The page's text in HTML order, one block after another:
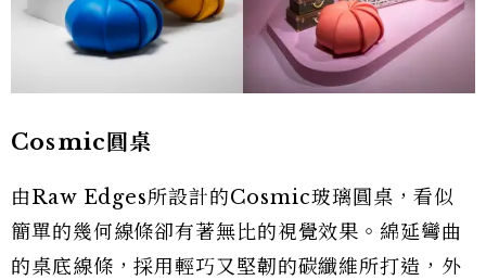
Cosmic圓桌
由Raw Edges所設計的Cosmic玻璃圓桌，看似
簡單的幾何線條卻有著無比的視覺效果。綿延彎曲
的桌底線條，採用輕巧又堅韌的碳纖維所打造，外